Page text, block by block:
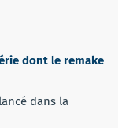
dont le remake
dans la